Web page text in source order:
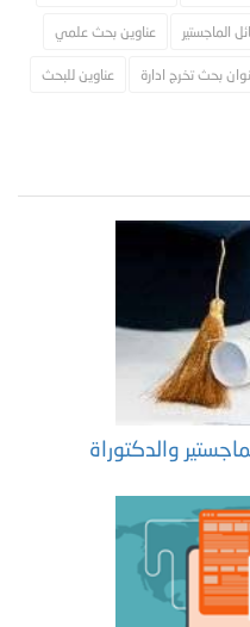
الماجستير عناوين بحث علمي
بحث تخرج ادارة عناوين للبحث
والدكتوراة